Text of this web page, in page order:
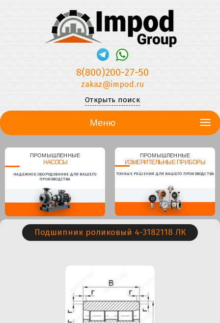
8(800)200-27-50
zakaz@impod.ru
Открыть поиск
Меню
ПРОМЫШЛЕННЫЕ
НАСОСЫ
НАДЕЖНОЕ ОБОРУДОВАНИЕ ДЛЯ ВАШЕГО
ПРОИЗВОДСТВА
ПРОМЫШЛЕННЫЕ
ИЗМЕРИТЕЛЬНЫЕ ПРИБОРЫ
ТОЧНЫЕ РЕШЕНИЯ ДЛЯ ВАШЕГО ПРОИЗВОДСТВА
Подшипник роликовый 4-3182118 ЛК